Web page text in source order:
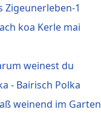
Zigeunerleben-1
koa Kerle mai
weinest du
- Bairisch Polka
weinend im Garten